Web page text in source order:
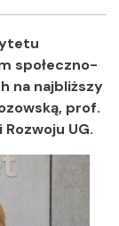
Facebook
Twitter
społeczno-
na najbliższy
prof.
UG.